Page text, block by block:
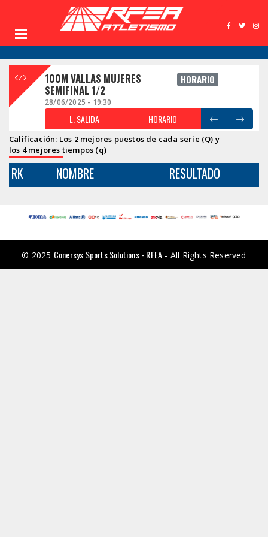
100M VALLAS MUJERES
SEMIFINAL 1/2
HORARIO
28/06/2025 - 19:30
L. SALIDA HORARIO
Calificación: Los 2 mejores puestos de cada serie (Q) y
los 4 mejores tiempos (q)
RK NOMBRE RESULTADO
© 2025 Conersys Sports Solutions - RFEA - All Rights Reserved